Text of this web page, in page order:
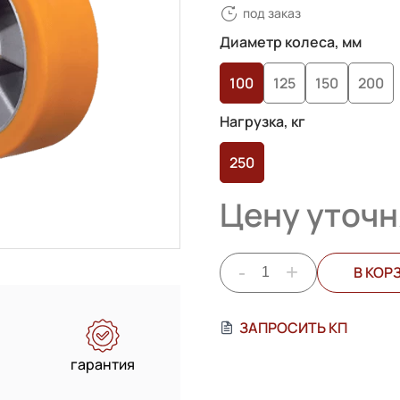
гарантия
4.00из 5
на основе
пользователей
под заказ
Диаметр колеса, мм
100 125 150
200
Нагрузка, кг
250
Цену
- + В
ЗАПРОСИТЬ КП